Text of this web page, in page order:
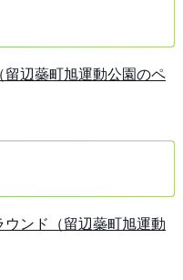
辺蘂町旭運動公園のペ
ンド（留辺蘂町旭運動